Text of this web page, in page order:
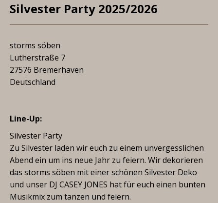
Silvester Party 2025/2026
storms söben
Lutherstraße 7
27576 Bremerhaven
Deutschland
Line-Up:
Silvester Party
Zu Silvester laden wir euch zu einem unvergesslichen
Abend ein um ins neue Jahr zu feiern. Wir dekorieren
das storms söben mit einer schönen Silvester Deko
und unser DJ CASEY JONES hat für euch einen bunten
Musikmix zum tanzen und feiern.